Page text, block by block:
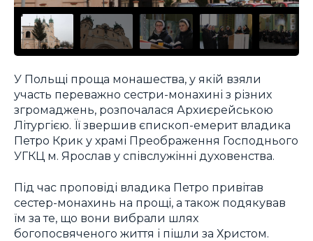
У Польщі проща монашества, у якій взяли
участь переважно сестри-монахині з різних
згромаджень, розпочалася Архиєрейською
Літургією. Її звершив єпископ-емерит владика
Петро Крик у храмі Преображення Господнього
УГКЦ м. Ярослав у співслужінні духовенства.
Під час проповіді владика Петро привітав
сестер-монахинь на прощі, а також подякував
їм за те, що вони вибрали шлях
богопосвяченого життя і пішли за Христом.